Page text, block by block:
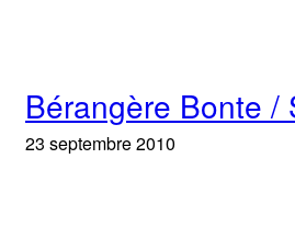
Bérangère Bonte /
23 septembre 2010